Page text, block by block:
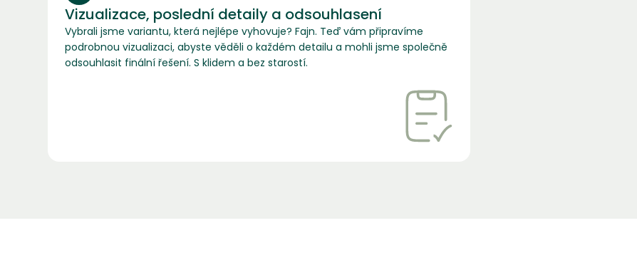
Vizualizace, poslední detaily a odsouhlasení
Vybrali jsme variantu, která nejlépe vyhovuje? Fajn. Teď vám připravíme
podrobnou vizualizaci, abyste věděli o každém detailu a mohli jsme společně
odsouhlasit finální řešení. S klidem a bez starostí.